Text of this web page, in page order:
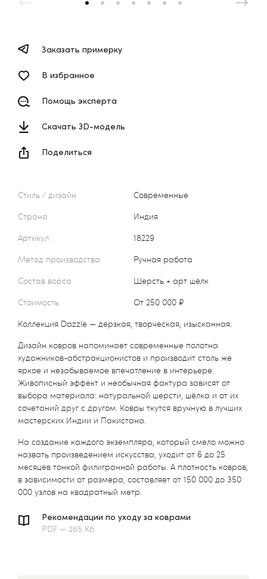
Стиль / дизайн
Современные
Страна
Индия
Артикул
18229
Метод производства
Ручная работа
Состав ворса
Шерсть + арт шёлк
Стоимость
от 250 000 ₽
Коллекция Dazzle — дерзкая, творческая, изысканная.
Дизайн ковров напоминает современные полотна
художников-абстракционистов и производит столь же
яркое и незабываемое впечатление в интерьере.
Живописный эффект и необычная фактура зависят от
выбора материала: натуральной шерсти, шёлка и от их
сочетаний друг с другом. Ковры ткутся вручную в лучших
мастерских Индии и Пакистана.
На создание каждого экземпляра, который смело можно
назвать произведением искусства, уходит от 6 до 25
месяцев тонкой филигранной работы. А плотность ковров,
в зависимости от размера, составляет от 150 000 до 350
000 узлов на квадратный метр.
Рекомендации по уходу за коврами
PDF — 265 Кб
Заказать примерку
В избранное
Помощь эксперта
Скачать 3D-модель
Поделиться